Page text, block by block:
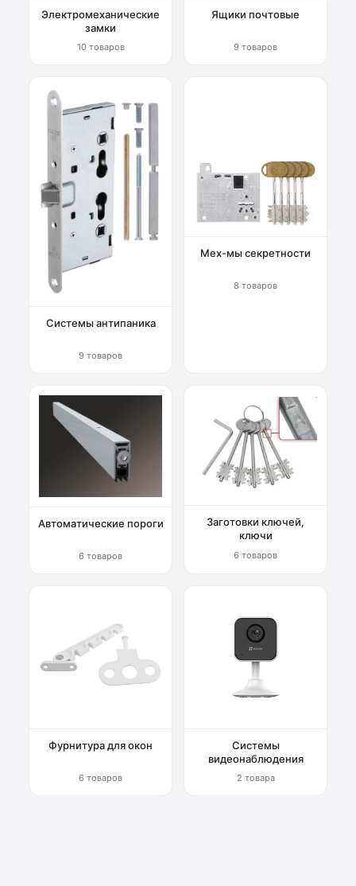
Электромеханические
замки
10 товаров
Ящики почтовые
9 товаров
Системы антипаника
9 товаров
Мех-мы секретности
8 товаров
Автоматические пороги
6 товаров
Заготовки ключей,
ключи
6 товаров
Фурнитура для окон
6 товаров
Системы
видеонаблюдения
2 товара